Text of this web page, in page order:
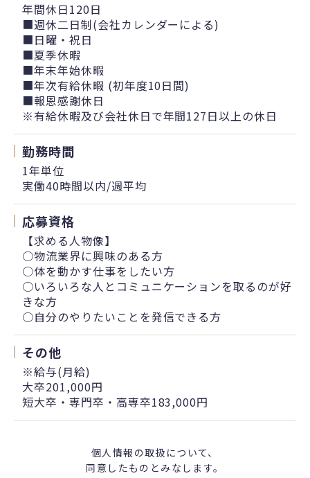
年間休日120日
■週休二日制(会社カレンダーによる)
■日曜・祝日
■夏季休暇
■年末年始休暇
■年次有給休暇 (初年度10日間)
■報恩感謝休日
※有給休暇及び会社休日で年間127日以上の休日
勤務時間
1年単位
実働40時間以内/週平均
応募資格
【求める人物像】
○物流業界に興味のある方
○体を動かす仕事をしたい方
○いろいろな人とコミュニケーションを取るのが好
きな方
○自分のやりたいことを発信できる方
その他
※給与(月給)
大卒201,000円
短大卒・専門卒・高専卒183,000円
個人情報の取扱について、
同意したものとみなします。